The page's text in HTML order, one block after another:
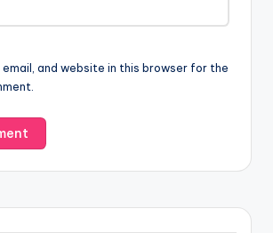
email, and website in this browser for the